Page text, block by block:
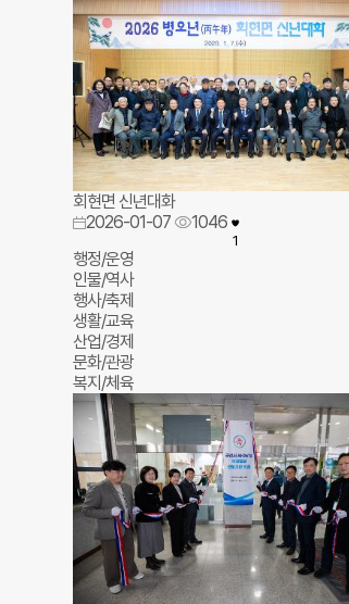
회현면 신년대화
2026-01-07
1046
1
행정/운영
인물/역사
행사/축제
생활/교육
산업/경제
문화/관광
복지/체육